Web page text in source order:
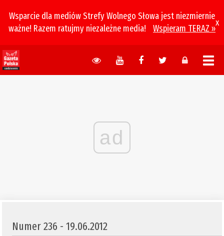
Wsparcie dla mediów Strefy Wolnego Słowa jest niezmiernie
ważne! Razem ratujmy niezależne media!
Wspieram TERAZ »
x
ad
Numer 236 - 19.06.2012